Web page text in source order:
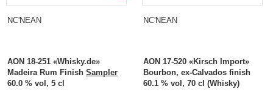
NC'NEAN
AON 18-251 «Whisky.de»
Madeira Rum Finish Sampler
60.0 % vol, 5 cl
NC'NEAN
AON 17-520 «Kirsch Import»
Bourbon, ex-Calvados finish
60.1 % vol, 70 cl (Whisky)